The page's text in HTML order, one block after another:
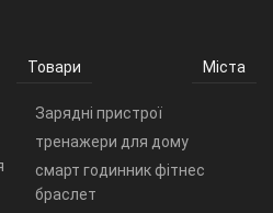
Товари Міста
Зарядні пристрої
тренажери для дому
смарт годинник фітнес
браслет